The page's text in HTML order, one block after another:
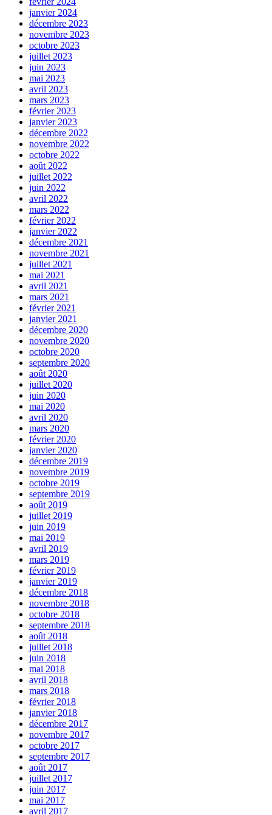
janvier 2024
décembre 2023
novembre 2023
octobre 2023
juillet 2023
juin 2023
mai 2023
avril 2023
mars 2023
février 2023
janvier 2023
décembre 2022
novembre 2022
octobre 2022
août 2022
juillet 2022
juin 2022
avril 2022
mars 2022
février 2022
janvier 2022
décembre 2021
novembre 2021
juillet 2021
mai 2021
avril 2021
mars 2021
février 2021
janvier 2021
décembre 2020
novembre 2020
octobre 2020
septembre 2020
août 2020
juillet 2020
juin 2020
mai 2020
avril 2020
mars 2020
février 2020
janvier 2020
décembre 2019
novembre 2019
octobre 2019
septembre 2019
août 2019
juillet 2019
juin 2019
mai 2019
avril 2019
mars 2019
février 2019
janvier 2019
décembre 2018
novembre 2018
octobre 2018
septembre 2018
août 2018
juillet 2018
juin 2018
mai 2018
avril 2018
mars 2018
février 2018
janvier 2018
décembre 2017
novembre 2017
octobre 2017
septembre 2017
août 2017
juillet 2017
juin 2017
mai 2017
avril 2017